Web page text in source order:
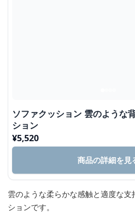
ソファクッション 雲のような
ション
¥5,520
商品の詳細を見
雲のような柔らかな感触と適度な支
ションです。